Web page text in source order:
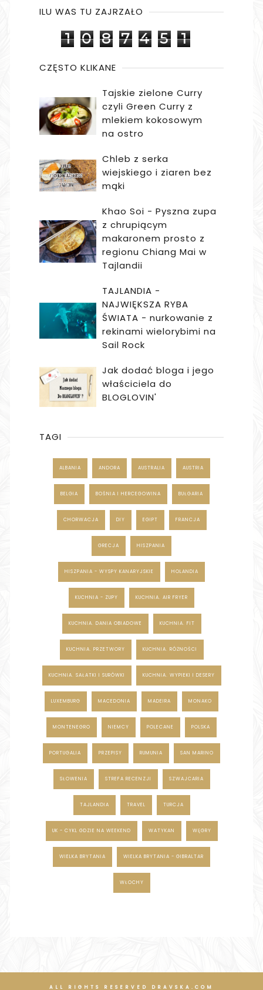
ILU WAS TU ZAJRZAŁO
1 0 8 7 4 5 1
CZĘSTO KLIKANE
Tajskie zielone Curry
czyli Green Curry z
mlekiem kokosowym
na ostro
Chleb z serka
wiejskiego i ziaren bez
mąki
Khao Soi - Pyszna zupa
z chrupiącym
makaronem prosto z
regionu Chiang Mai w
Tajlandii
TAJLANDIA -
NAJWIĘKSZA RYBA
ŚWIATA - nurkowanie z
rekinami wielorybimi na
Sail Rock
Jak dodać bloga i jego
właściciela do
BLOGLOVIN'
TAGI
ALBANIA ANDORA AUSTRALIA AUSTRIA
BELGIA BOŚNIA I HERCEGOWINA BUŁGARIA
CHORWACJA DIY EGIPT FRANCJA
GRECJA HISZPANIA
HISZPANIA - WYSPY KANARYJSKIE HOLANDIA
KUCHNIA - ZUPY KUCHNIA. AIR FRYER
KUCHNIA. DANIA OBIADOWE KUCHNIA. FIT
KUCHNIA. PRZETWORY KUCHNIA. RÓŻNOŚCI
KUCHNIA. SAŁATKI I SURÓWKI KUCHNIA. WYPIEKI I DESERY
LUXEMBURG MACEDONIA MADEIRA MONAKO
MONTENEGRO NIEMCY POLECANE POLSKA
PORTUGALIA PRZEPISY RUMUNIA SAN MARINO
SŁOWENIA STREFA RECENZJI SZWAJCARIA
TAJLANDIA TRAVEL TURCJA
UK - CYKL GDZIE NA WEEKEND WATYKAN WĘGRY
WIELKA BRYTANIA WIELKA BRYTANIA - GIBRALTAR
WŁOCHY
ALL RIGHTS RESERVED DRAVSKA.COM